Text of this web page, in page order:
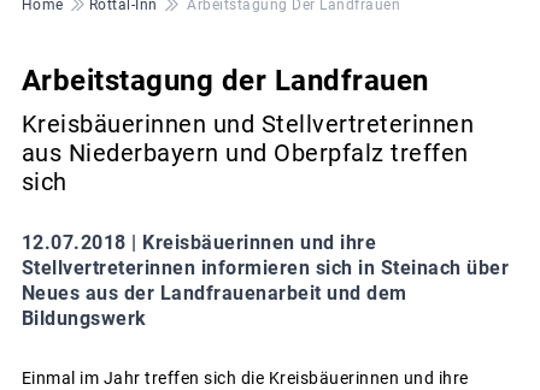
Pfadnavigation
Home Rottal-Inn Arbeitstagung Der Landfrauen
Arbeitstagung der Landfrauen
Kreisbäuerinnen und Stellvertreterinnen
aus Niederbayern und Oberpfalz treffen
sich
12.07.2018 |
Kreisbäuerinnen und ihre
Stellvertreterinnen informieren sich in Steinach über
Neues aus der Landfrauenarbeit und dem
Bildungswerk
Einmal im Jahr treffen sich die Kreisbäuerinnen und ihre